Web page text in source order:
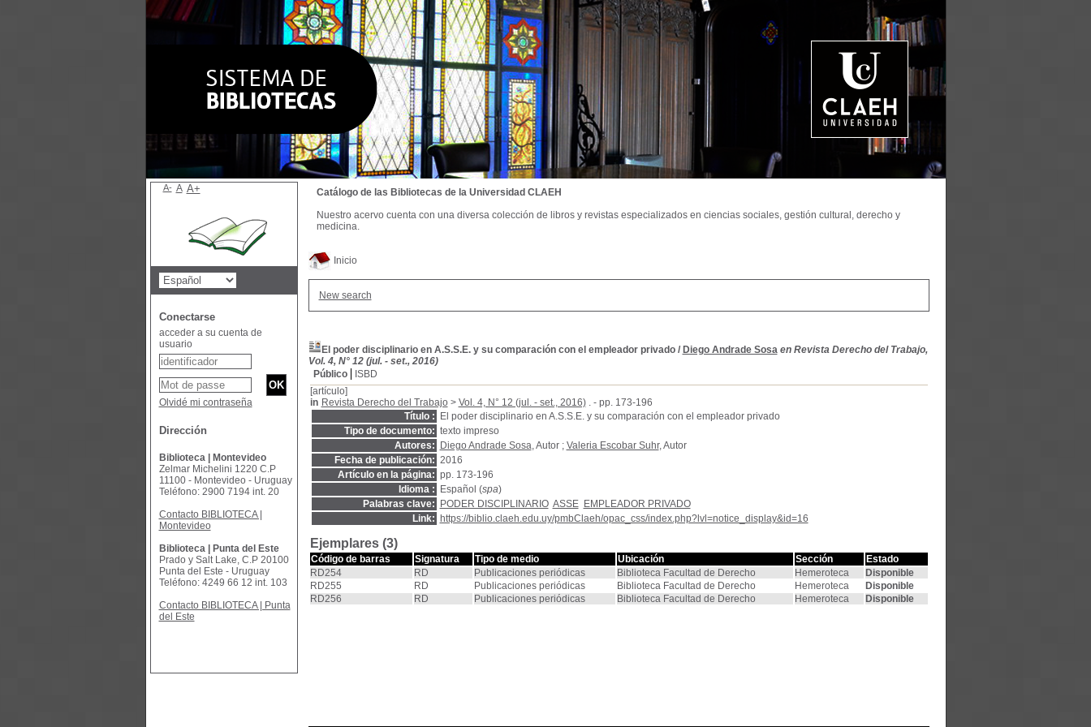
Inicio
New search
El poder disciplinario en A.S.S.E. y su comparación con el empleador privado/ Diego Andrade Sosa en Revista Derecho del Trabajo,
Vol. 4, N° 12 (jul. - set., 2016)
Público
ISBD
[artículo]
in Revista Derecho del Trabajo> Vol. 4, N° 12 (jul. - set., 2016). - pp. 173-196
Título :
El poder disciplinario en A.S.S.E. y su comparación con el empleador privado
Tipo de documento: texto impreso
Autores:
Diego Andrade Sosa, Autor ; Valeria Escobar Suhr, Autor
Fecha de publicación: 2016
Artículo en la página: pp. 173-196
Idioma :
Español (spa)
Palabras clave:
PODER DISCIPLINARIO ASSE
EMPLEADOR PRIVADO
Link:
https://biblio.claeh.edu.uy/pmbClaeh/opac_css/index.php?lvl=notice_display&id=16
Ejemplares (3)
Código de barras Signatura Tipo de medio Ubicación Sección
Estado
RD254
RD Publicaciones periódicas Biblioteca Facultad de Derecho Hemeroteca
Disponible
RD255
RD Publicaciones periódicas Biblioteca Facultad de Derecho Hemeroteca
Disponible
RD256
RD Publicaciones periódicas Biblioteca Facultad de Derecho Hemeroteca Disponible
Catálogo de las Bibliotecas de la Universidad CLAEH
Nuestro acervo cuenta con una diversa colección de libros y revistas especializados en ciencias sociales, gestión cultural, derecho y
medicina.
A- A A+
Conectarse
acceder a su cuenta de
usuario
Olvidé mi contraseña
Dirección
Biblioteca | Montevideo
Zelmar Michelini 1220 C.P
11100 - Montevideo - Uruguay
Teléfono: 2900 7194 int. 20
Contacto BIBLIOTECA |
Montevideo
Biblioteca | Punta del Este
Prado y Salt Lake, C.P 20100
Punta del Este - Uruguay
Teléfono: 4249 66 12 int. 103
Contacto BIBLIOTECA | Punta
del Este